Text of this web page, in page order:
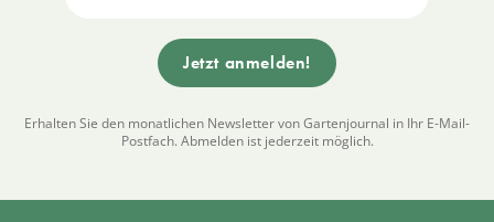
Erhalten Sie den monatlichen Newsletter von Gartenjournal in Ihr E-Mail-
Postfach. Abmelden ist jederzeit möglich.